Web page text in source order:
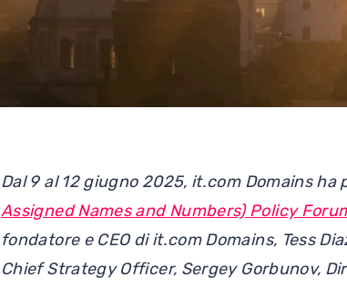
Dal 9 al 12 giugno 2025, it.com Domains ha
Assigned Names and Numbers) Policy
fondatore e CEO di it.com Domains, Tess
Chief Strategy Officer, Sergey Gorbunov,